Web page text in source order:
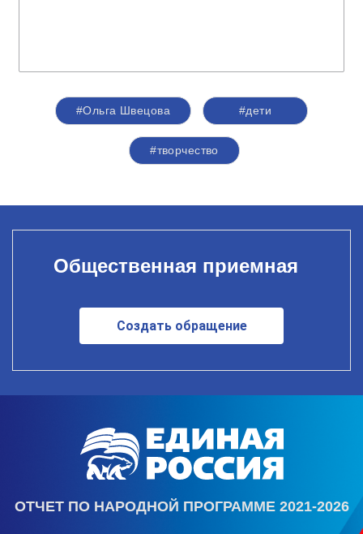
#Ольга Швецова #дети
#творчество
Общественная приемная
Создать обращение
ОТЧЕТ ПО НАРОДНОЙ ПРОГРАММЕ 2021-2026